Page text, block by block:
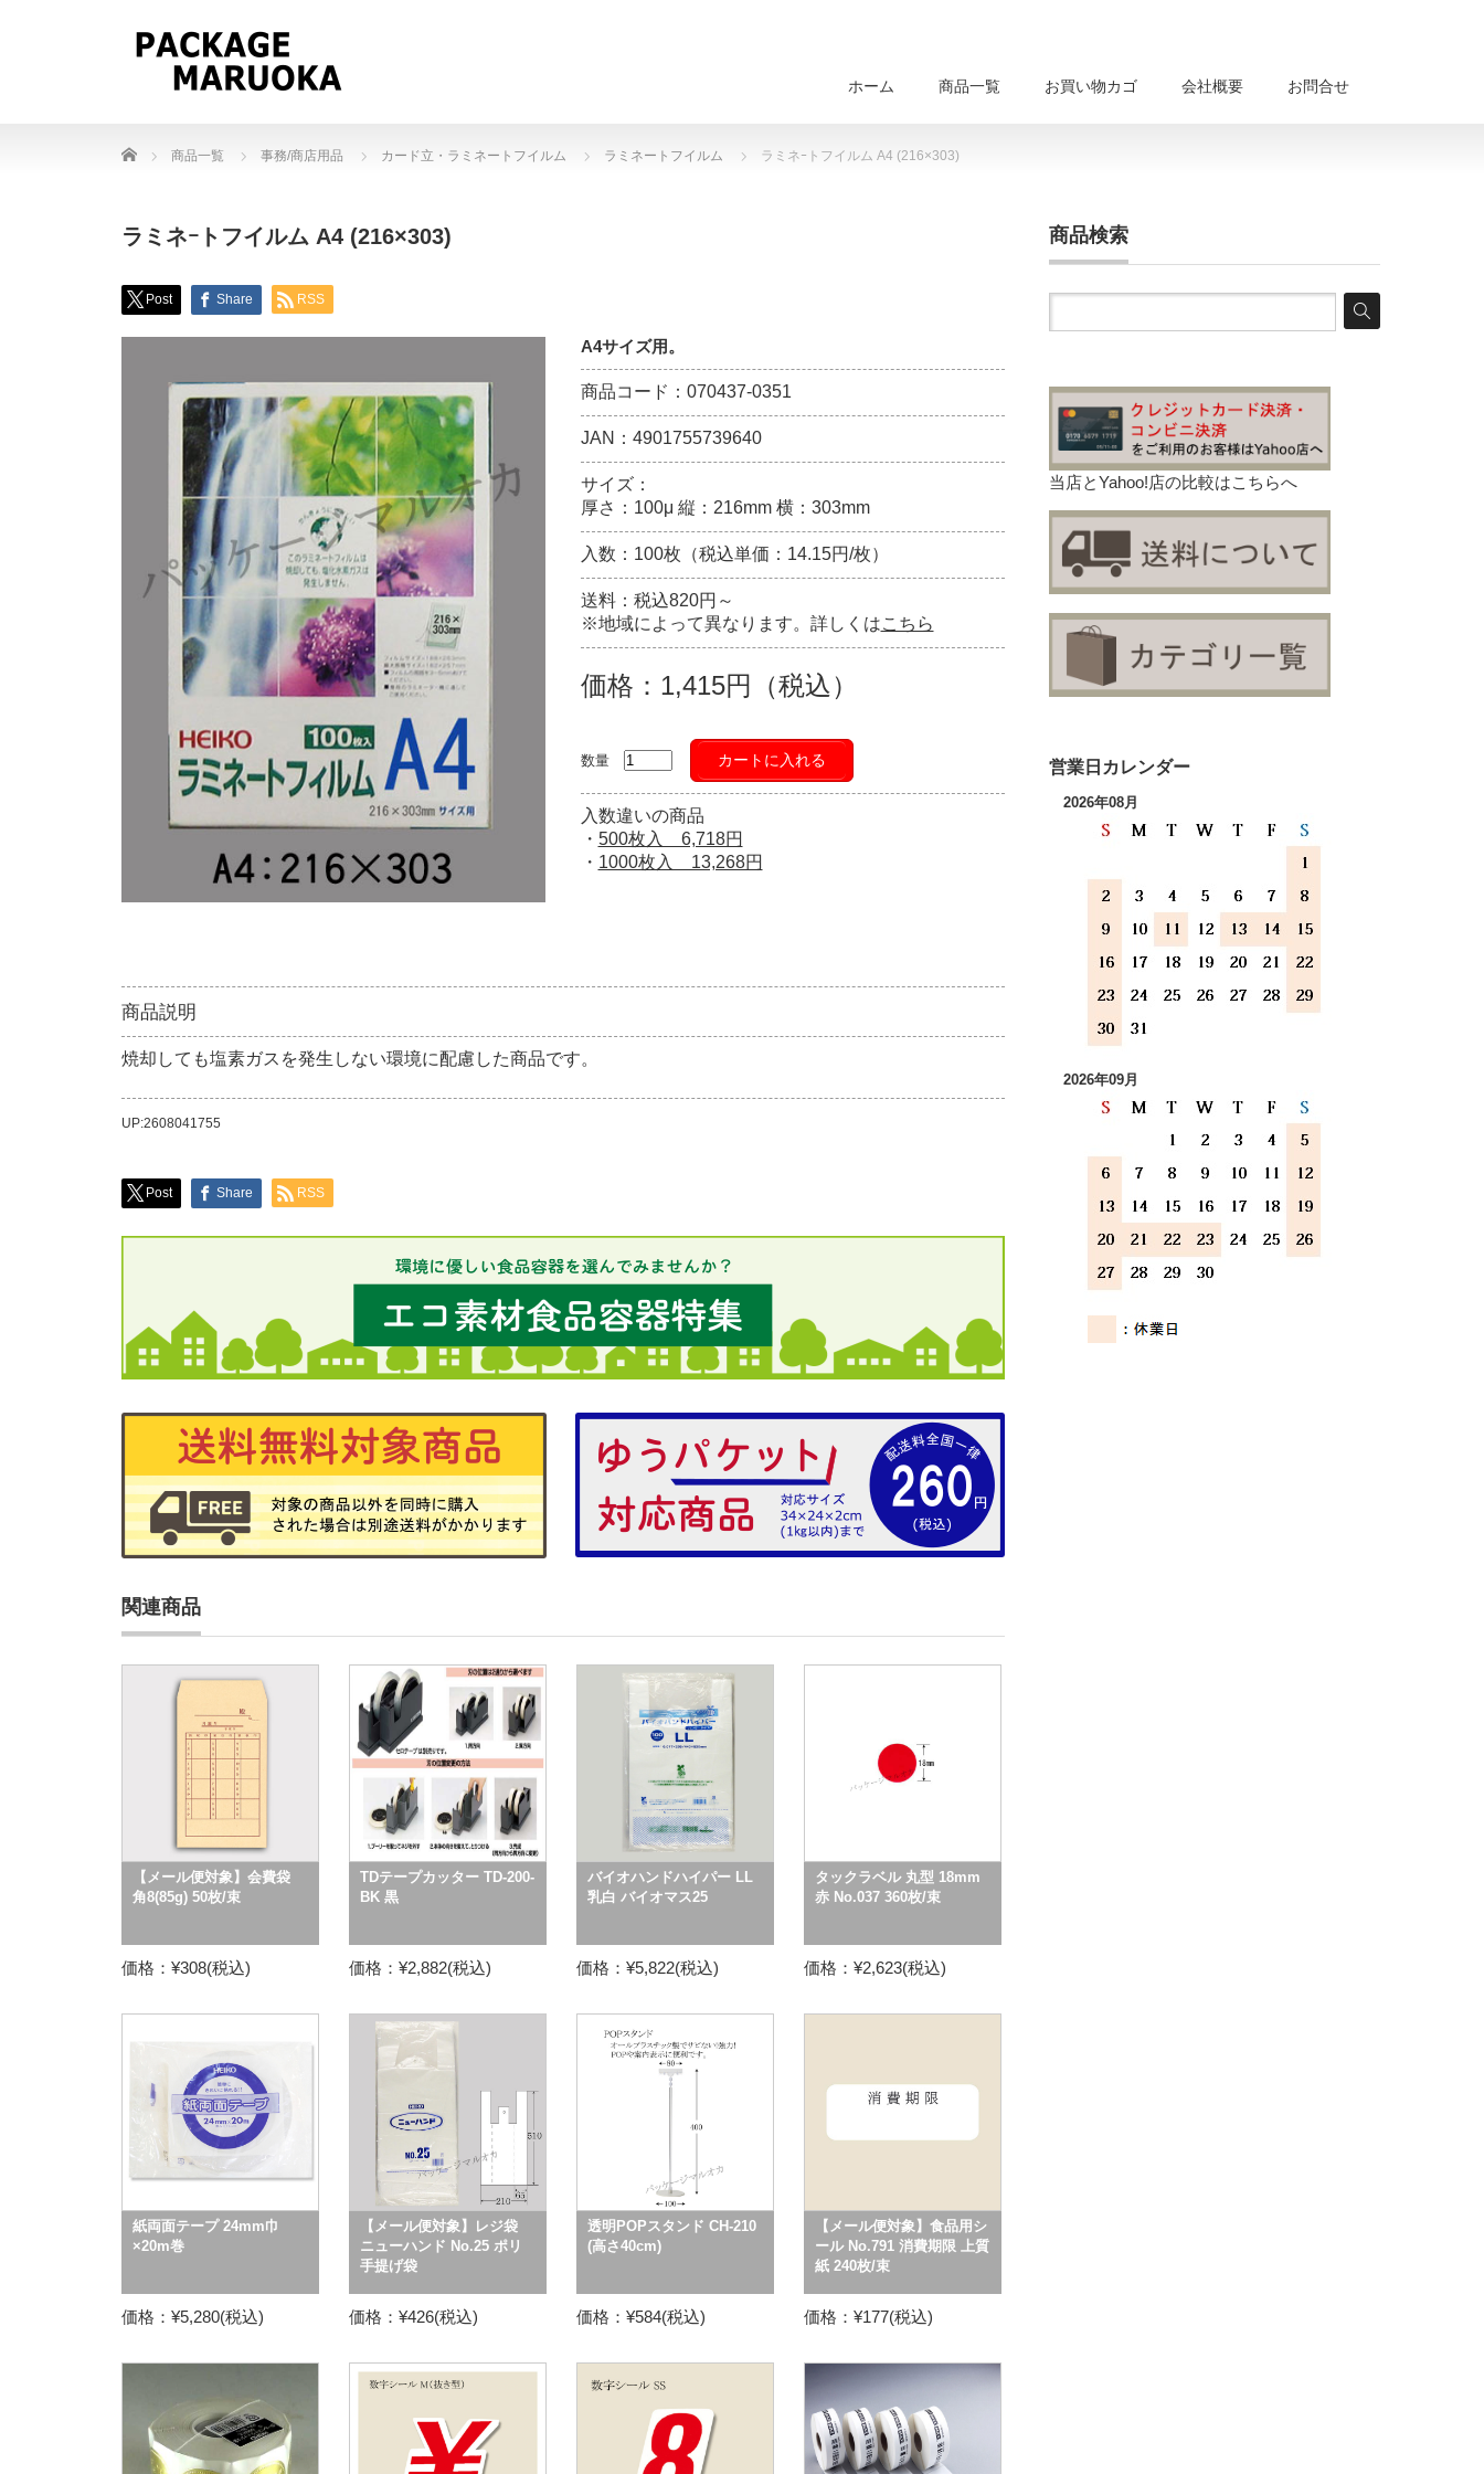
ホーム 商品一覧 お買い物カゴ 会社概要 お問合せ
Home 商品一覧 事務/商店用品 カード立・ラミネートフイルム ラミネートフイルム ラミネｰトフイルム A4 (216×303)
ラミネｰトフイルム A4 (216×303)
Post Share RSS
A4サイズ用。
商品コード：070437-0351
JAN：4901755739640
サイズ：
厚さ：100μ 縦：216mm 横：303mm
入数：100枚（税込単価：14.15円/枚）
送料：税込820円～
※地域によって異なります。詳しくはこちら
価格：1,415円（税込）
数量 カートに入れる
入数違いの商品
・ 500枚入 6,718円
・ 1000枚入 13,268円
商品説明
焼却しても塩素ガスを発生しない環境に配慮した商品です。
UP:2608041755
Post Share RSS
関連商品
【メール便対象】会費袋
角8(85g) 50枚/束
価格：¥308(税込)
TDテープカッター TD-200-
BK 黒
価格：¥2,882(税込)
バイオハンドハイパー LL
乳白 バイオマス25
価格：¥5,822(税込)
タックラベル 丸型 18mm
赤 No.037 360枚/束
価格：¥2,623(税込)
紙両面テープ 24mm巾
×20m巻
価格：¥5,280(税込)
【メール便対象】レジ袋
ニューハンド No.25 ポリ
手提げ袋
価格：¥426(税込)
透明POPスタンド CH-210
(高さ40cm)
価格：¥584(税込)
【メール便対象】食品用シ
ール No.791 消費期限 上質
紙 240枚/束
価格：¥177(税込)
商品検索
当店とYahoo!店の比較はこちらへ
営業日カレンダー
2026年08月
2026年09月